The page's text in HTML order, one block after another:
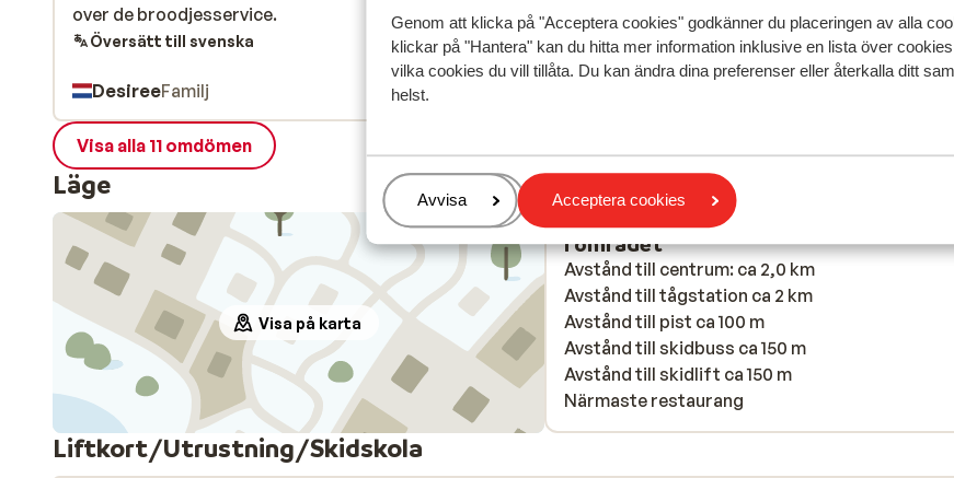
Genom att klicka på "Acceptera cookies" godkänner du placeringen av alla
klickar på "Hantera" kan du hitta mer information inklusive en lista över
vilka cookies du vill tillåta. Du kan ändra dina preferenser eller återkalla ditt
helst.
Hantera
Avvisa Acceptera cookies
over de broodjesservice.
over de broodjesservice.
Översätt till svenska
DesireeFamilj
lekkage, niet goed werkende vaatwasser en
aan de buitenkant erg heet wordt lijkt een
oplossing toch niet heel waarschijnlijk.
lekkage, niet goed werkende vaatwasser en
mer
Översätt till svenska
Visa alla 11 omdömen
Läge
Visa på karta
I området
Avstånd till centrum: ca 2,0 km
Avstånd till tågstation ca 2 km
Avstånd till pist ca 100 m
Avstånd till skidbuss ca 150 m
Avstånd till skidlift ca 150 m
Närmaste restaurang
Liftkort/Utrustning/Skidskola